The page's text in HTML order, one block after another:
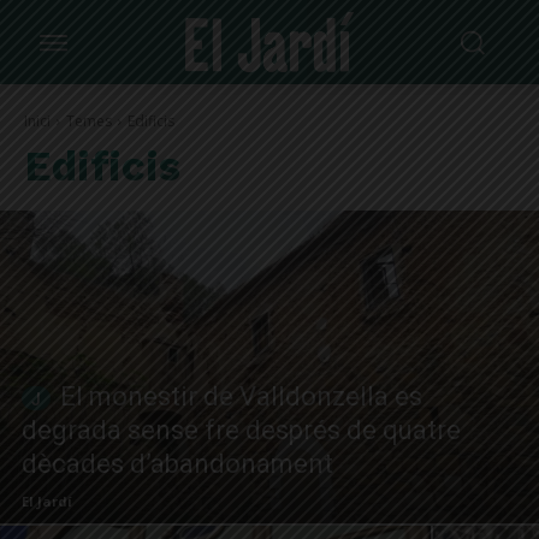
Inici Temes Edificis
Edificis
El monestir de Valldonzella es
degrada sense fre després de quatre
dècades d’abandonament
El Jardí